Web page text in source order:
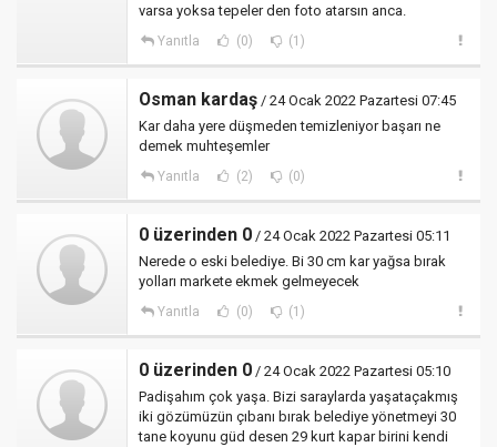
varsa yoksa tepeler den foto atarsın anca.
Yanıtla (0) (1)
Osman kardaş / 24 Ocak 2022 Pazartesi 07:45
Kar daha yere düşmeden temizleniyor başarı ne
demek muhteşemler
Yanıtla (2) (0)
0 üzerinden 0 / 24 Ocak 2022 Pazartesi 05:11
Nerede o eski belediye. Bi 30 cm kar yağsa bırak
yolları markete ekmek gelmeyecek
Yanıtla (0) (1)
0 üzerinden 0 / 24 Ocak 2022 Pazartesi 05:10
Padişahım çok yaşa. Bizi saraylarda yaşataçakmış
iki gözümüzün çıbanı bırak belediye yönetmeyi 30
tane koyunu güd desen 29 kurt kapar birini kendi